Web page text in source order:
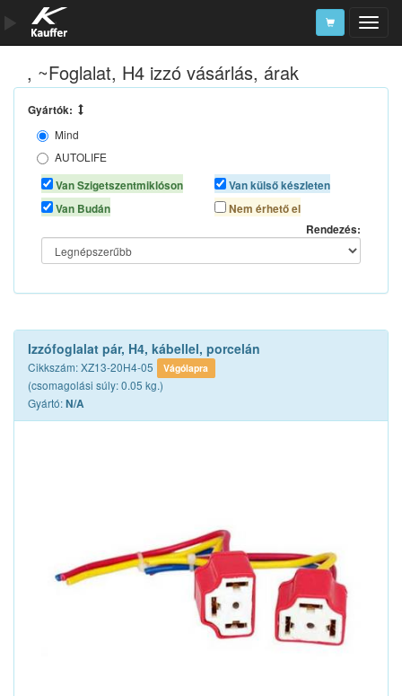
Szerszámkatalógus
Kosár
Alkatrészek
, ~Foglalat, H4 izzó vásárlás, árak
Gyártók:
Mind
AUTOLIFE
AUTOMAX
N/A
Van Szigetszentmiklóson
Van Budán
Van külső készleten
Nem érhető el
Rendezés:
Izzófoglalat pár, H4, kábellel, porcelán
Cikkszám: XZ13-20H4-05 Vágólapra
(csomagolási súly: 0.05 kg.)
Gyártó:N/A